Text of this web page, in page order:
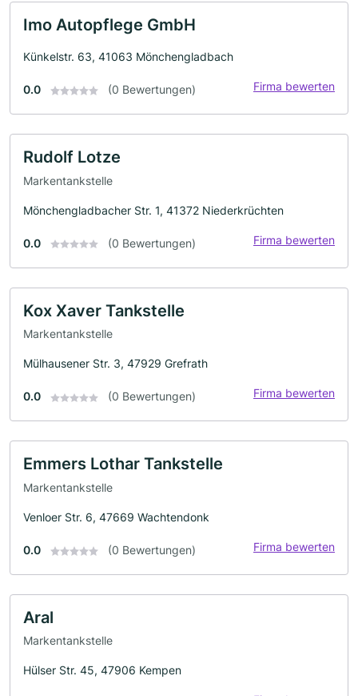
Imo Autopflege GmbH
Künkelstr. 63, 41063 Mönchengladbach
0.0 (0 Bewertungen) Firma bewerten
Rudolf Lotze
Markentankstelle
Mönchengladbacher Str. 1, 41372 Niederkrüchten
0.0 (0 Bewertungen) Firma bewerten
Kox Xaver Tankstelle
Markentankstelle
Mülhausener Str. 3, 47929 Grefrath
0.0 (0 Bewertungen) Firma bewerten
Emmers Lothar Tankstelle
Markentankstelle
Venloer Str. 6, 47669 Wachtendonk
0.0 (0 Bewertungen) Firma bewerten
Aral
Markentankstelle
Hülser Str. 45, 47906 Kempen